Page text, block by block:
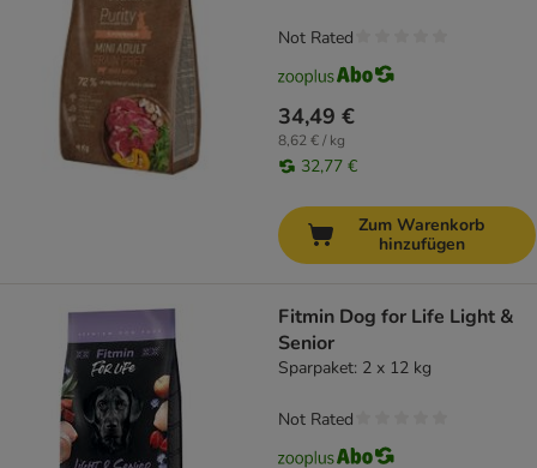
34,49 €
8,62 € / kg
32,77 €
Not Rated
Zum Warenkorb
hinzufügen
Fitmin Dog for Life Light &
Senior
Sparpaket: 2 x 12 kg
Not Rated